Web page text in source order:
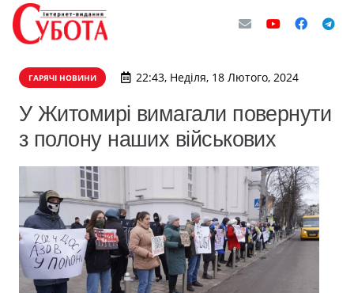
ГАРЯЧІ НОВИНИ 22:43, Неділя, 18 Лютого, 2024
У Житомирі вимагали повернути
з полону наших військових